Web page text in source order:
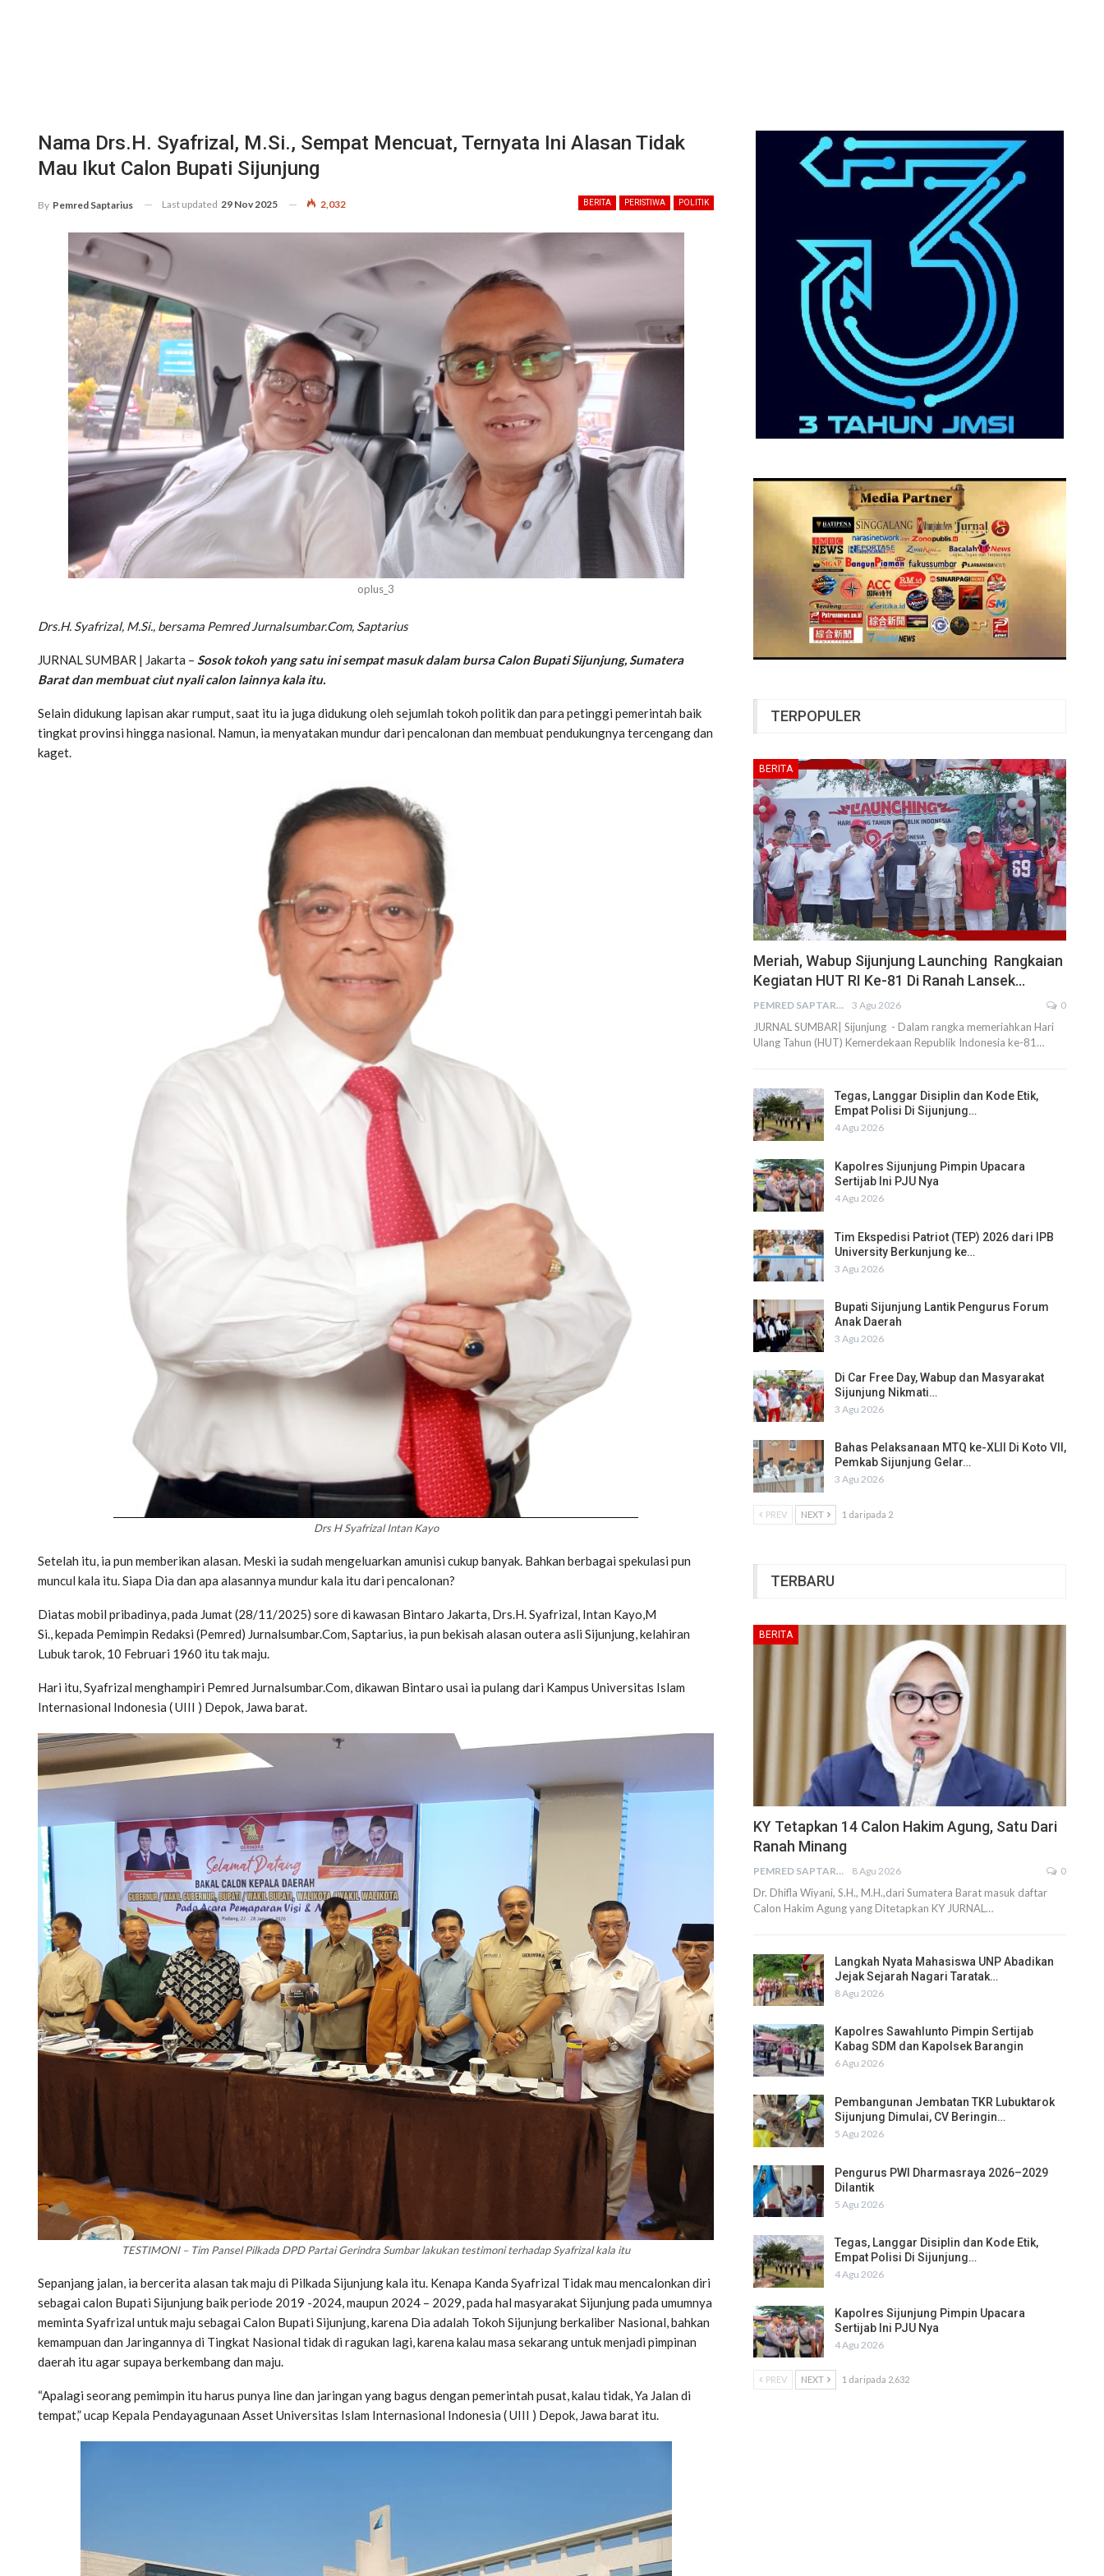
Nama Drs.H. Syafrizal, M.Si., Sempat Mencuat, Ternyata Ini Alasan Tidak
Mau Ikut Calon Bupati Sijunjung
BERITA PERISTIWA POLITIK
By Pemred Saptarius Last updated 29 Nov 2025 2,032
oplus_3
Drs.H. Syafrizal, M.Si., bersama Pemred Jurnalsumbar.Com, Saptarius
JURNAL SUMBAR | Jakarta – Sosok tokoh yang satu ini sempat masuk dalam bursa Calon Bupati Sijunjung, Sumatera
Barat dan membuat ciut nyali calon lainnya kala itu.
Selain didukung lapisan akar rumput, saat itu ia juga didukung oleh sejumlah tokoh politik dan para petinggi pemerintah baik
tingkat provinsi hingga nasional. Namun, ia menyatakan mundur dari pencalonan dan membuat pendukungnya tercengang dan
kaget.
Drs H Syafrizal Intan Kayo
Setelah itu, ia pun memberikan alasan. Meski ia sudah mengeluarkan amunisi cukup banyak. Bahkan berbagai spekulasi pun
muncul kala itu. Siapa Dia dan apa alasannya mundur kala itu dari pencalonan?
Diatas mobil pribadinya, pada Jumat (28/11/2025) sore di kawasan Bintaro Jakarta, Drs.H. Syafrizal, Intan Kayo,M
Si., kepada Pemimpin Redaksi (Pemred) Jurnalsumbar.Com, Saptarius, ia pun bekisah alasan outera asli Sijunjung, kelahiran
Lubuk tarok, 10 Februari 1960 itu tak maju.
Hari itu, Syafrizal menghampiri Pemred Jurnalsumbar.Com, dikawan Bintaro usai ia pulang dari Kampus Universitas Islam
Internasional Indonesia ( UIII ) Depok, Jawa barat.
TESTIMONI – Tim Pansel Pilkada DPD Partai Gerindra Sumbar lakukan testimoni terhadap Syafrizal kala itu
Sepanjang jalan, ia bercerita alasan tak maju di Pilkada Sijunjung kala itu. Kenapa Kanda Syafrizal Tidak mau mencalonkan diri
sebagai calon Bupati Sijunjung baik periode 2019 -2024, maupun 2024 – 2029, pada hal masyarakat Sijunjung pada umumnya
meminta Syafrizal untuk maju sebagai Calon Bupati Sijunjung, karena Dia adalah Tokoh Sijunjung berkaliber Nasional, bahkan
kemampuan dan Jaringannya di Tingkat Nasional tidak di ragukan lagi, karena kalau masa sekarang untuk menjadi pimpinan
daerah itu agar supaya berkembang dan maju.
“Apalagi seorang pemimpin itu harus punya line dan jaringan yang bagus dengan pemerintah pusat, kalau tidak, Ya Jalan di
tempat,” ucap Kepala Pendayagunaan Asset Universitas Islam Internasional Indonesia ( UIII ) Depok, Jawa barat itu.
TERPOPULER
BERITA
Meriah, Wabup Sijunjung Launching Rangkaian
Kegiatan HUT RI Ke-81 Di Ranah Lansek…
PEMRED SAPTARIUS 3 Agu 2026 0
JURNAL SUMBAR| Sijunjung - Dalam rangka memeriahkan Hari
Ulang Tahun (HUT) Kemerdekaan Republik Indonesia ke-81…
Tegas, Langgar Disiplin dan Kode Etik,
Empat Polisi Di Sijunjung…
4 Agu 2026
Kapolres Sijunjung Pimpin Upacara
Sertijab Ini PJU Nya
4 Agu 2026
Tim Ekspedisi Patriot (TEP) 2026 dari IPB
University Berkunjung ke…
3 Agu 2026
Bupati Sijunjung Lantik Pengurus Forum
Anak Daerah
3 Agu 2026
Di Car Free Day, Wabup dan Masyarakat
Sijunjung Nikmati…
3 Agu 2026
Bahas Pelaksanaan MTQ ke-XLII Di Koto VII,
Pemkab Sijunjung Gelar…
3 Agu 2026
PREV NEXT 1 daripada 2
TERBARU
BERITA
KY Tetapkan 14 Calon Hakim Agung, Satu Dari
Ranah Minang
PEMRED SAPTARIUS 8 Agu 2026 0
Dr. Dhifla Wiyani, S.H., M.H.,dari Sumatera Barat masuk daftar
Calon Hakim Agung yang Ditetapkan KY JURNAL…
Langkah Nyata Mahasiswa UNP Abadikan
Jejak Sejarah Nagari Taratak…
8 Agu 2026
Kapolres Sawahlunto Pimpin Sertijab
Kabag SDM dan Kapolsek Barangin
6 Agu 2026
Pembangunan Jembatan TKR Lubuktarok
Sijunjung Dimulai, CV Beringin…
5 Agu 2026
Pengurus PWI Dharmasraya 2026–2029
Dilantik
5 Agu 2026
Tegas, Langgar Disiplin dan Kode Etik,
Empat Polisi Di Sijunjung…
4 Agu 2026
Kapolres Sijunjung Pimpin Upacara
Sertijab Ini PJU Nya
4 Agu 2026
PREV NEXT 1 daripada 2,632